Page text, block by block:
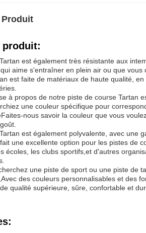
Produit
produit:
est également très résistante aux
aime s'entraîner en plein air ou que
est faite de matériaux de haute qualité,
à propos de notre piste de course Tartan
une couleur spécifique pour
nous savoir la couleur que vous
est également polyvalente, avec une
une excellente option pour les pistes de
écoles, les clubs sportifs,et d'autres
une piste de sport ou une piste de
des couleurs personnalisables et des
qualité supérieure, sûre, confortable et